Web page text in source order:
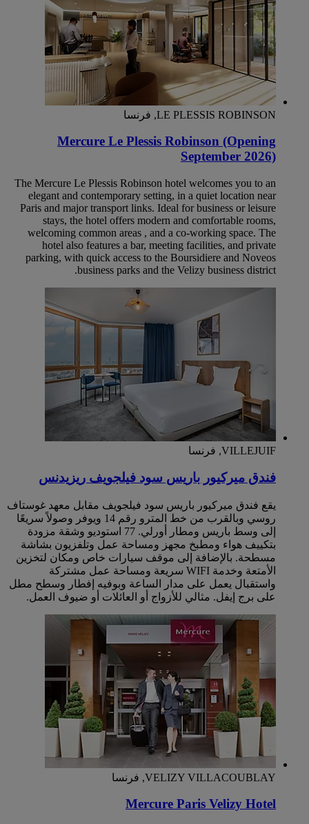
LE PLESSIS ROBINSON, فرنسا
Mercure Le Plessis Robinson (Opening
September 2026)
The Mercure Le Plessis Robinson hotel welcomes you to an
elegant and contemporary setting, in a quiet location near
Paris and major transport links. Ideal for business or leisure
stays, the hotel offers modern and comfortable rooms,
welcoming common areas , and a co-working space. The
hotel also features a bar, meeting facilities, and private
parking, with quick access to the Boursidiere and Noveos
business parks and the Velizy business district.
VILLEJUIF, فرنسا
‏‫فندق ميركيور باريس سود فيلجويف‬ ريزيدنس
يقع ‏‫فندق ميركيور باريس سود فيلجويف‬ مقابل معهد غوستاف
روسي وبالقرب من خط المترو رقم 14 ويوفر وصولاً سريعًا
إلى وسط باريس ومطار أورلي. 77 استوديو وشقة مزودة
بتكييف هواء ومطبخ مجهز ومساحة عمل وتلفزيون بشاشة
مسطحة. بالإضافة إلى موقف سيارات خاص ومكان لتخزين
الأمتعة وخدمة WIFI سريعة ومساحة عمل مشتركة
واستقبال يعمل على مدار الساعة وبوفيه إفطار وسطح مطل
على برج إيفل. مثالي للأزواج أو العائلات أو ضيوف العمل.
VELIZY VILLACOUBLAY, فرنسا
Mercure Paris Velizy Hotel